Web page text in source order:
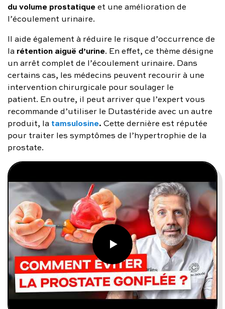
du volume prostatiqueet une amélioration de
l’écoulement urinaire.
Il aide également à réduire le risque d’occurrence de
larétention aiguë d’urine. En effet, ce thème désigne
un arrêt complet de l’écoulement urinaire. Dans
certains cas, les médecins peuvent recourir à une
intervention chirurgicale pour soulager le
patient. En outre, il peut arriver que l’expert vous
recommande d’utiliser le Dutastéride avec un autre
produit, la tamsulosine. Cette dernière est réputée
pour traiter les symptômes de l’hypertrophie de la
prostate.